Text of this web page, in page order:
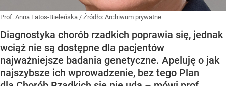
Prof. Anna Latos-Bieleńska / Źródło: Archiwum prywatne
Diagnostyka chorób rzadkich poprawia się, jednak
wciąż nie są dostępne dla pacjentów
najważniejsze badania genetyczne. Apeluję o jak
najszybsze ich wprowadzenie, bez tego Plan